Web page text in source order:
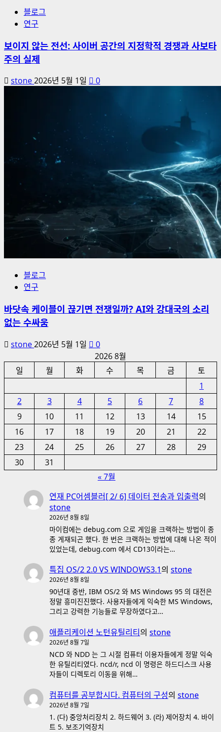
블로그
연구
보이지 않는 전선: 사이버 공간의 지정학적 경쟁과 사보타
주의 실제
stone2026년 5월 1일 0
블로그
연구
바닷속 케이블이 끊기면 전쟁일까? AI와 강대국의 소리
없는 수싸움
stone2026년 5월 1일
0
2026 8월
일
월 화 수 목 금
토
1
2
3 4 5 6 7
8
9
10 11 12 13 14
15
16
17 18 19 20 21
22
23
24 25 26 27 28
29
30
31
« 7월
연재 PC어셈블러[ 2/ 6] 데이터 전송과 입출력의
stone
2026년 8월 8일
마이컴에는 debug.com 으로 게임을 크랙하는 방법이 종
종 게재되곤 했다. 한 번은 크랙하는 방법에 대해 나온 적이
있었는데, debug.com 에서 CD13이라는…
특집 OS/2 2.0 VS WINDOWS3.1의 stone
2026년 8월 8일
90년대 중반, IBM OS/2 와 MS Windows 95 의 대전은
정말 흥미진진했다. 사용자들에게 익숙한 MS Windows,
그리고 강력한 기능들로 무장하였다고…
애플리케이션 노턴유틸리티의 stone
2026년 8월 7일
NCD 와 NDD 는 그 시절 컴퓨터 이용자들에게 정말 익숙
한 유틸리티였다. ncd/r, ncd 이 명령은 하드디스크 사용
자들이 디렉토리 이동을 위해…
컴퓨터를 공부합시다. 컴퓨터의 구성의 stone
2026년 8월 7일
1. (다) 중앙처리장치 2. 하드웨어 3. (라) 제어장치 4. 바이
트 5. 보조기억장치